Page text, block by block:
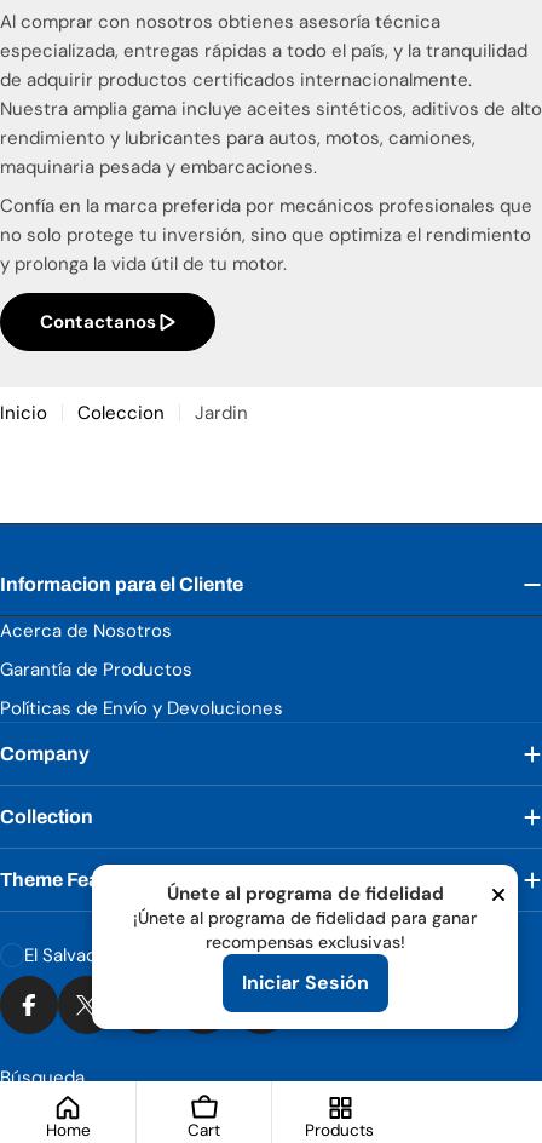
Distribuidor oficial autorizado en El Salvador
Productos 100% originales con garantía
Asesoría técnica especializada
Tecnología alemana probada mundialmente
Soluciones para todo tipo de vehículos
Confía en la calidad alemana. Confía en LIQUI MOLY El
Salvador.
Al comprar con nosotros obtienes asesoría técnica
especializada, entregas rápidas a todo el país, y la tranquilidad
de adquirir productos certificados internacionalmente.
Nuestra amplia gama incluye aceites sintéticos, aditivos de alto
rendimiento y lubricantes para autos, motos, camiones,
maquinaria pesada y embarcaciones.
Confía en la marca preferida por mecánicos profesionales que
no solo protege tu inversión, sino que optimiza el rendimiento
y prolonga la vida útil de tu motor.
Contactanos
Inicio Coleccion Jardin
Informacion para el Cliente
Acerca de Nosotros
Garantía de Productos
Políticas de Envío y Devoluciones
Company
Collection
Theme Features
País/región Métodos de pago
FacebookX (Twitter)
© 2026Liqui Moly El Salvador Tecnología de Shopify
Búsqueda
Home Cart Products
Únete al programa de fidelidad
¡Únete al programa de fidelidad para ganar
recompensas exclusivas!
Iniciar Sesión